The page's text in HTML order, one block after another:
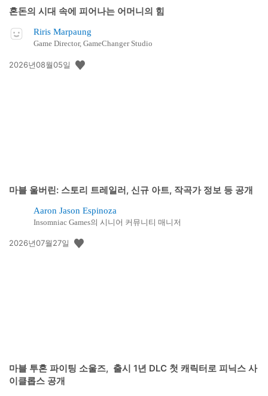
혼돈의 시대 속에 피어나는 어머니의 힘
Riris Marpaung
Game Director, GameChanger Studio
공
2026년08월05일
마블 울버린: 스토리 트레일러, 신규 아트, 작곡가 정보 등 공개
Aaron Jason Espinoza
Insomniac Games의 시니어 커뮤니티 매니저
공
2026년07월27일
마블 투혼 파이팅 소울즈, 출시 1년 DLC 첫 캐릭터로 피닉스 사
이클롭스 공개